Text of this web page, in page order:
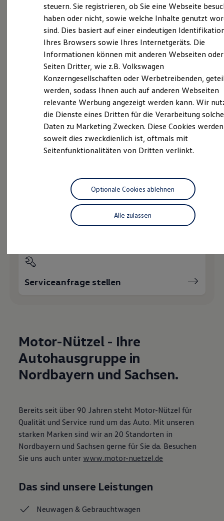
Technologie
Kosten und Kauf
Verbrauchskosten
Kaufoptionen
E-Auto-Förderung
Software und Konnektivität
ID. Software Versionen und Updates
Digitale Extras
Schnittstellen zu Ihrem ID.
Hybridautos
Marke und Erlebnis
Volkswagen R und R Experience
R-Modelle
Driving Experience
Volkswagen entdecken
Lifestyle Shop
T-Roc Kollektion
Golf Kollektion
ID. Kollektion
Volkswagen Kollektion
R-Kollektion
Besitzer und Service
myVolkswagen
Software Updates
Pannen- und Unfallhilfe
Economy Service
Volkswagen Teile
Zubehör
Modellspezifisches Zubehör
Schutz und Pflege
Individualisieren
Wallbox und Ladekabel
Digitale Extras
Dienste für Ihr Modell finden
Volkswagen Apps, Login und Shop
Handy und Fahrzeug verbinden
Vorgängermodelle
Kundeninformationen
Warn- und Kontrollleuchten
Wie können wir
Ihnen weiterhelfen?
Probefahrt vereinbaren
Servicetermin buchen
Serviceanfrage stellen
Motor-Nützel - Ihre
Autohausgruppe in
Nordbayern und Sachsen.
Bereits seit über 90 Jahren steht Motor-Nützel für
Qualität und Service rund um das Auto. Mit unseren
starken Marken sind wir an 20 Standorten in
Nordbayern und Sachsen gerne für Sie da. Besuchen
Sie uns auch unter www.motor-nuetzel.de
Das sind unsere Leistungen
Neuwagen &Gebrauchtwagen
steuern. Sie registrieren, ob Sie eine Webseite
haben oder nicht, sowie welche Inhalte genutzt
sind. Dies basiert auf einer eindeutigen
Ihres Browsers sowie Ihres Internetgeräts. Die
Informationen können mit anderen Webseiten oder
Seiten Dritter, wie z.B. Volkswagen
Konzerngesellschaften oder Werbetreibenden,
werden, sodass Ihnen auch auf anderen Webseiten
relevante Werbung angezeigt werden kann. Wir
die Dienste eines Dritten für die Verarbeitung
Daten zu Marketing Zwecken. Diese Cookies
soweit dies zweckdienlich ist, oftmals mit
Seitenfunktionalitäten von Dritten verlinkt.
Alle zulassen
Optionale Cookies ablehnen